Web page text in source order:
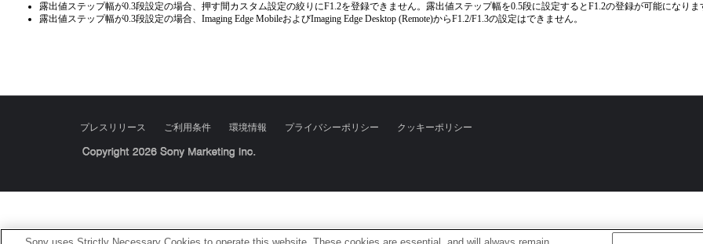
露出値ステップ幅が0.3段設定の場合、押す間カスタム設定の絞りにF1.2を登録できません。露出値ステップ幅を0.5段に設定するとF1.2の登録が可能になりま
露出値ステップ幅が0.3段設定の場合、Imaging Edge MobileおよびImaging Edge Desktop (Remote)からF1.2/F1.3の設定はできません。
プレスリリース ご利用条件 環境情報 プライバシーポリシー クッキーポリシー
Sony Corporation, Sony Marketing Inc.